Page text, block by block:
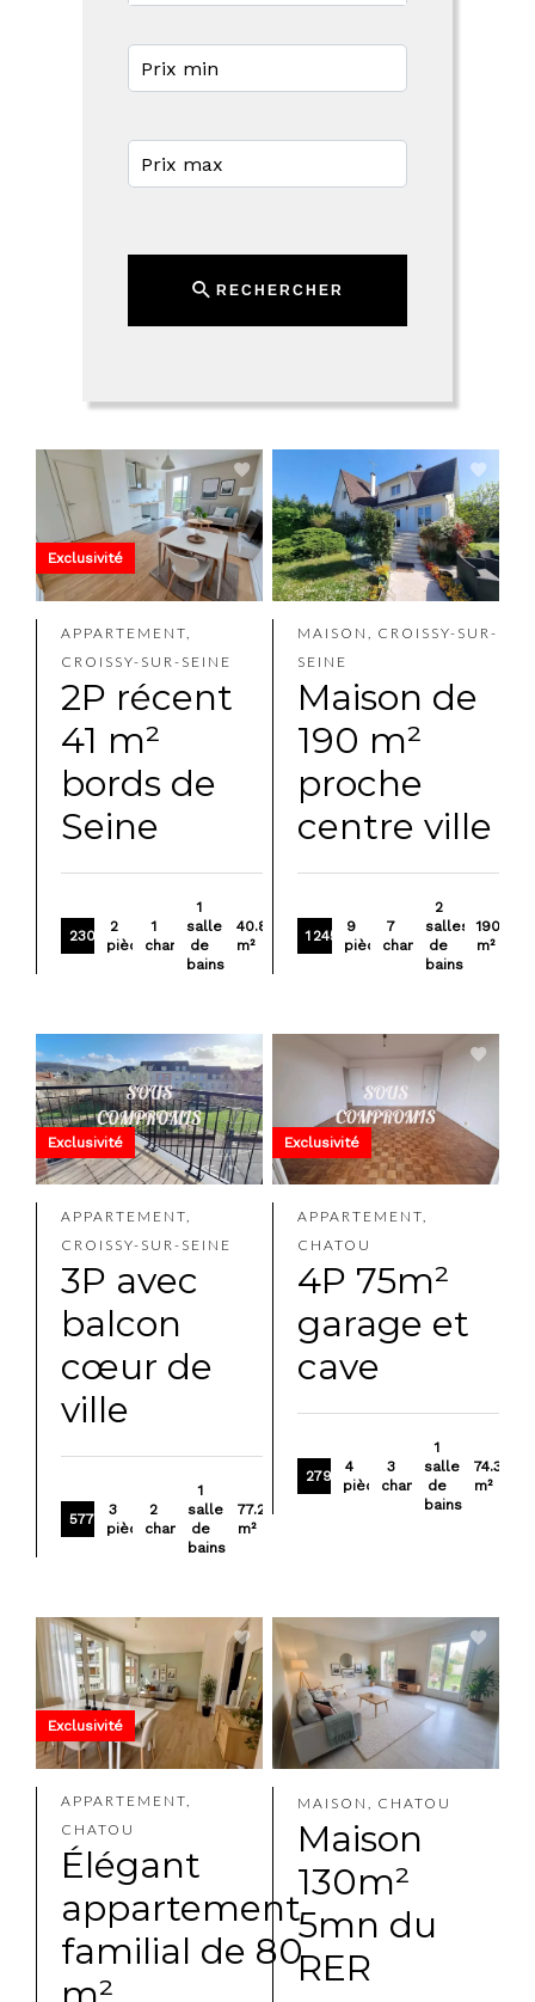
APPARTEMENT,
CROISSY-SUR-SEINE
2P récent
41 m²
bords de
Seine
230 000 €
2
pièces
1
chambre
1
salle
de
bains
40.86
m²
Exclusivité
MAISON, CROISSY-SUR-
SEINE
Maison de
190 m²
proche
centre ville
1 245 000 €
9
pièces
7
chambres
2
salles
de
bains
190
m²
APPARTEMENT,
CROISSY-SUR-SEINE
3P avec
balcon
cœur de
ville
577 000 €
3
pièces
2
chambres
1
salle
de
bains
77.24
m²
Exclusivité
APPARTEMENT,
CHATOU
4P 75m²
garage et
cave
279 000 €
4
pièces
3
chambres
1
salle
de
bains
74.37
m²
Exclusivité
APPARTEMENT,
CHATOU
Élégant
appartement
familial de 80
Exclusivité
MAISON, CHATOU
Maison
130m²
5mn du
RER
RECHERCHER